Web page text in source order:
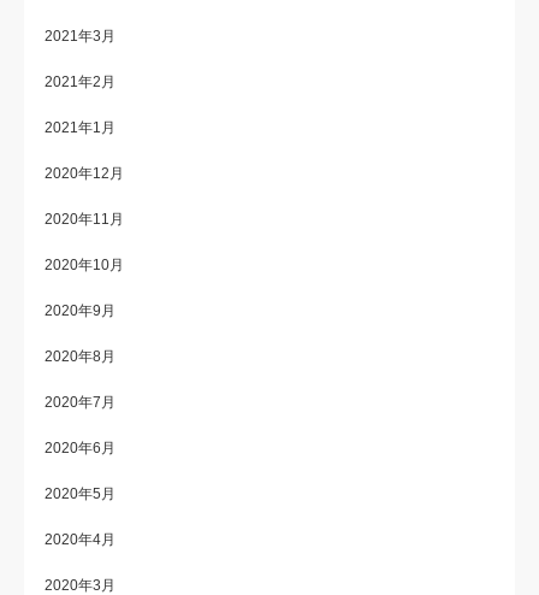
2021年3月
2021年2月
2021年1月
2020年12月
2020年11月
2020年10月
2020年9月
2020年8月
2020年7月
2020年6月
2020年5月
2020年4月
2020年3月